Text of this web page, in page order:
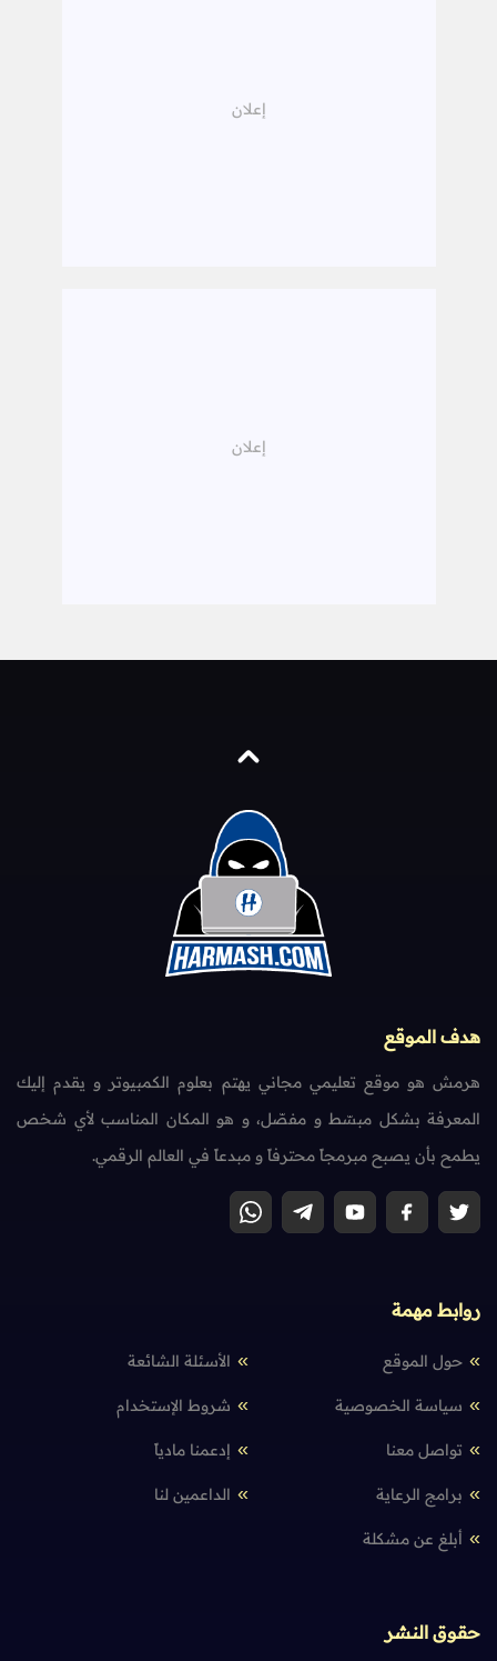
هدف الموقع
هرمش هو موقع تعليمي مجاني يهتم بعلوم الكمبيوتر و يقدم إليك
المعرفة بشكل مبسّط و مفصّل، و هو المكان المناسب لأي شخص
يطمح بأن يصبح مبرمجاً محترفاً و مبدعاً في العالم الرقمي.
روابط مهمة
حول الموقع الأسئلة الشائعة
سياسة الخصوصية شروط الإستخدام
تواصل معنا إدعمنا مادياً
برامج الرعاية الداعمين لنا
أبلغ عن مشكلة
حقوق النشر